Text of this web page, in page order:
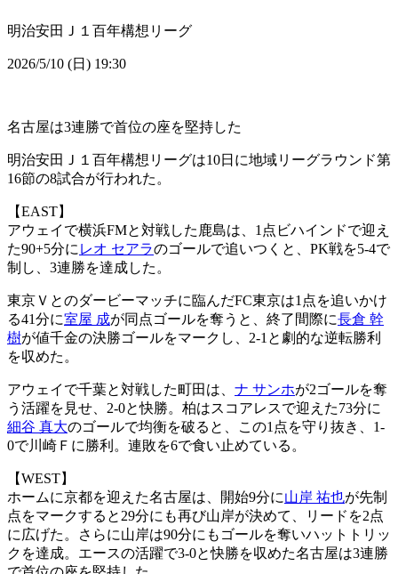
明治安田Ｊ１百年構想リーグ
2026/5/10 (日) 19:30
名古屋は3連勝で首位の座を堅持した
明治安田Ｊ１百年構想リーグは10日に地域リーグラウンド第
16節の8試合が行われた。
【EAST】
アウェイで横浜FMと対戦した鹿島は、1点ビハインドで迎え
た90+5分に レオ セアラのゴールで追いつくと、PK戦を5-4で
制し、3連勝を達成した。
東京Ｖとのダービーマッチに臨んだFC東京は1点を追いかけ
る41分に室屋 成が同点ゴールを奪うと、終了間際に長倉 幹
樹が値千金の決勝ゴールをマークし、2-1と劇的な逆転勝利
を収めた。
アウェイで千葉と対戦した町田は、 ナ サンホが2ゴールを奪
う活躍を見せ、2-0と快勝。柏はスコアレスで迎えた73分に
細谷 真大のゴールで均衡を破ると、この1点を守り抜き、1-
0で川崎Ｆに勝利。連敗を6で食い止めている。
【WEST】
ホームに京都を迎えた名古屋は、開始9分に山岸 祐也が先制
点をマークすると29分にも再び山岸が決めて、リードを2点
に広げた。さらに山岸は90分にもゴールを奪いハットトリッ
クを達成。エースの活躍で3-0と快勝を収めた名古屋は3連勝